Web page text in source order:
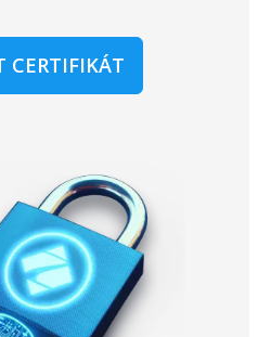
CERTIFIKÁT